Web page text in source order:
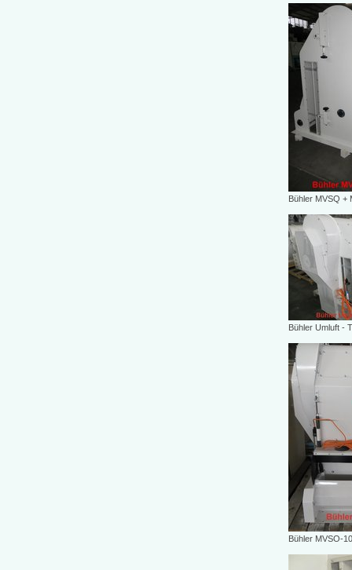
Bühler MVSQ +
Bühler Umluft -
Bühler MVSO-